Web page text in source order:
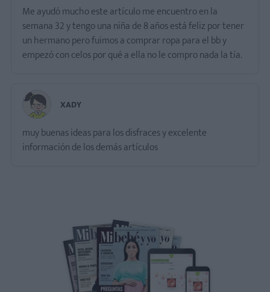
Me ayudó mucho este artículo me encuentro en la
semana 32 y tengo una niña de 8 años está feliz por tener
un hermano pero fuimos a comprar ropa para el bb y
empezó con celos por qué a ella no le compro nada la tía.
XADY
muy buenas ideas para los disfraces y excelente
información de los demás artículos